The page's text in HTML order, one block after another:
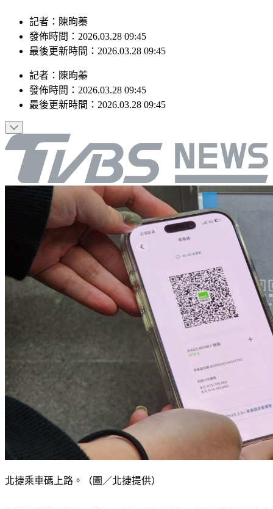
記者：陳昫蓁
發佈時間：2026.03.28 09:45
最後更新時間：2026.03.28 09:45
記者 ： 陳昫蓁
發佈時間： 2026.03.28 09:45
最後更新時間： 2026.03.28 09:45
北捷乘車碼上路。（圖／北捷提供）